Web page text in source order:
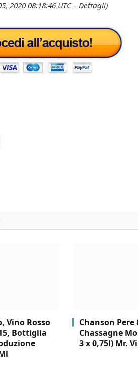
2020 08:18:46 UTC – Dettagli)
Vino Rosso
Bottiglia
Chanson Pere
Chassagne
3 x 0,75l) Mr.